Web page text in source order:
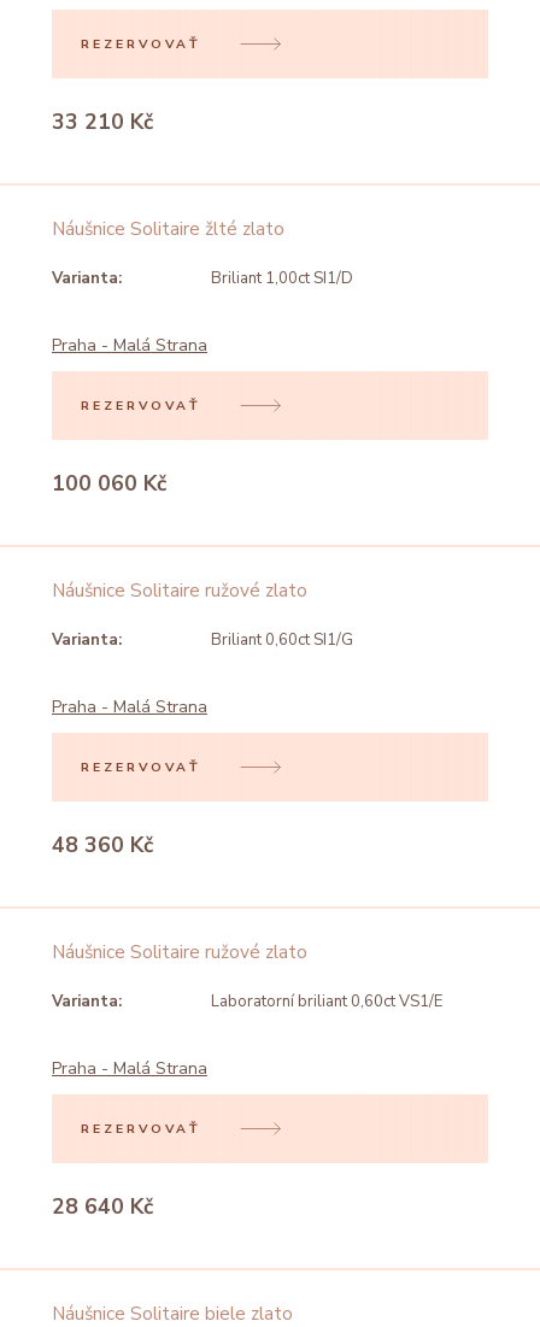
REZERVOVAŤ
33 210 Kč
Náušnice Solitaire žlté zlato
Varianta: Briliant 1,00ct SI1/D
Praha - Malá Strana
REZERVOVAŤ
100 060 Kč
Náušnice Solitaire ružové zlato
Varianta: Briliant 0,60ct SI1/G
Praha - Malá Strana
REZERVOVAŤ
48 360 Kč
Náušnice Solitaire ružové zlato
Varianta: Laboratorní briliant 0,60ct VS1/E
Praha - Malá Strana
REZERVOVAŤ
28 640 Kč
Náušnice Solitaire biele zlato